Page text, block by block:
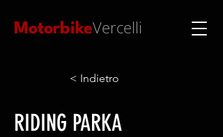
MotorbikeVercelli
< Indietro
RIDING PARKA